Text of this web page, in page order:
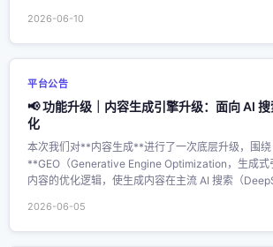
2026-06-10
平台公告
📢 功能升级｜内容生成引擎升级：面向 AI
化
本次我们对**内容生成**进行了一次底层升级，围绕
**GEO（Generative Engine Optimization，生成式
内容的优化逻辑，使生成内容在主流 AI 搜索（
步增强。
2026-06-05